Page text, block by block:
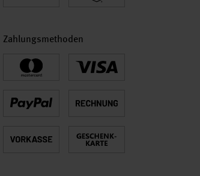
Zahlungsmethoden